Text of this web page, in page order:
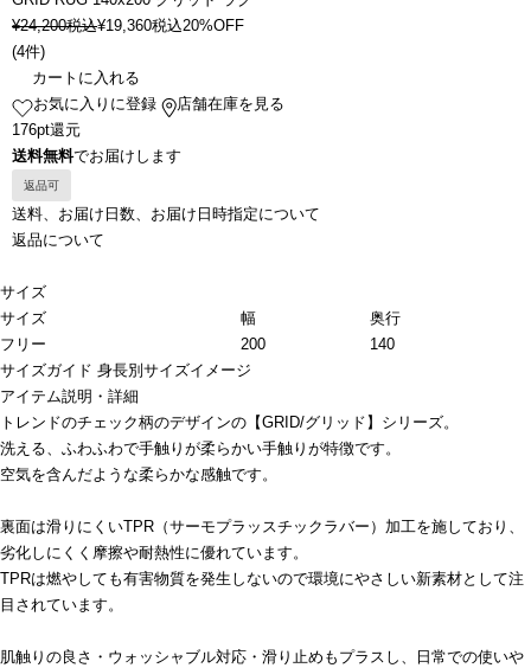
¥24,200税込¥19,360税込20%OFF
(4件)
カートに入れる
お気に入りに登録
店舗在庫を見る
176pt還元
送料無料でお届けします
返品可
送料、お届け日数、お届け日時指定について
返品について
サイズ
サイズ
幅
奥行
フリー
200
140
サイズガイド 身長別サイズイメージ
アイテム説明・詳細
トレンドのチェック柄のデザインの【GRID/グリッド】シリーズ。
洗える、ふわふわで手触りが柔らかい手触りが特徴です。
空気を含んだような柔らかな感触です。
裏面は滑りにくいTPR（サーモプラッスチックラバー）加工を施しており、
劣化しにくく摩擦や耐熱性に優れています。
TPRは燃やしても有害物質を発生しないので環境にやさしい新素材として注
目されています。
肌触りの良さ・ウォッシャブル対応・滑り止めもプラスし、日常での使いや